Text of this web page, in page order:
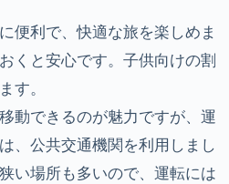
便利で、快適な旅を楽しめま
くと安心です。子供向けの割
す。
動できるのが魅力ですが、運
、公共交通機関を利用しまし
い場所も多いので、運転には